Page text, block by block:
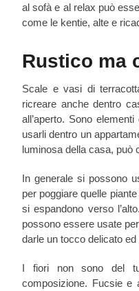
al sofà e al relax può
come le kentie, alte e
Rustico ma
Scale e vasi di
ricreare anche dentro
all’aperto. Sono
usarli dentro un
luminosa della casa, può
In generale si possono
per poggiare quelle
si espandono verso
possono essere usate
darle un tocco delicato ed
I fiori non sono del
composizione. Fucsie e